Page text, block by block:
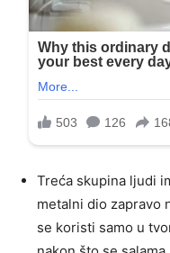
Treća skupina ljudi
metalni dio zapravo
se koristi samo u